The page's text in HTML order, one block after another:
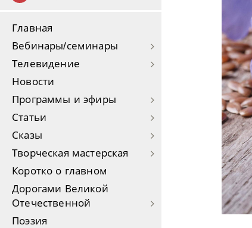
Главная
Вебинары/семинары
Телевидение
Новости
Программы и эфиры
Статьи
Сказы
Творческая мастерская
Коротко о главном
Дорогами Великой
Отечественной
Поэзия